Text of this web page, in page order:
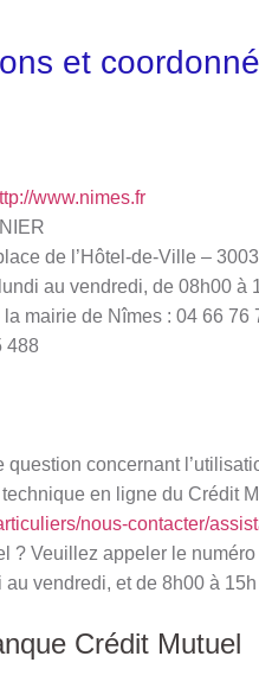
et
www.nimes.fr
de l’Hôtel-de-Ville –
au vendredi, de 08h00
mairie de Nîmes : 04 66 76
488
concernant
en ligne du Crédit
nous-contacter/
? Veuillez appeler le numéro
vendredi, et de 8h00 à
Crédit Mutuel